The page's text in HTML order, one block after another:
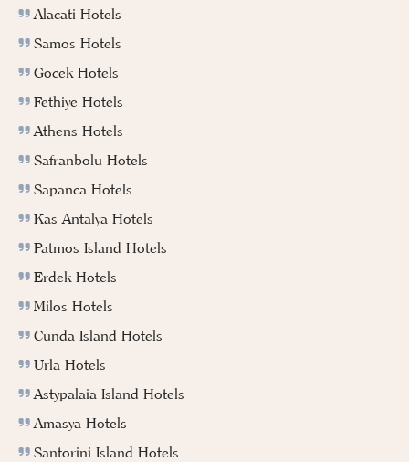
Alacati Hotels
Samos Hotels
Gocek Hotels
Fethiye Hotels
Athens Hotels
Safranbolu Hotels
Sapanca Hotels
Kas Antalya Hotels
Patmos Island Hotels
Erdek Hotels
Milos Hotels
Cunda Island Hotels
Urla Hotels
Astypalaia Island Hotels
Amasya Hotels
Santorini Island Hotels